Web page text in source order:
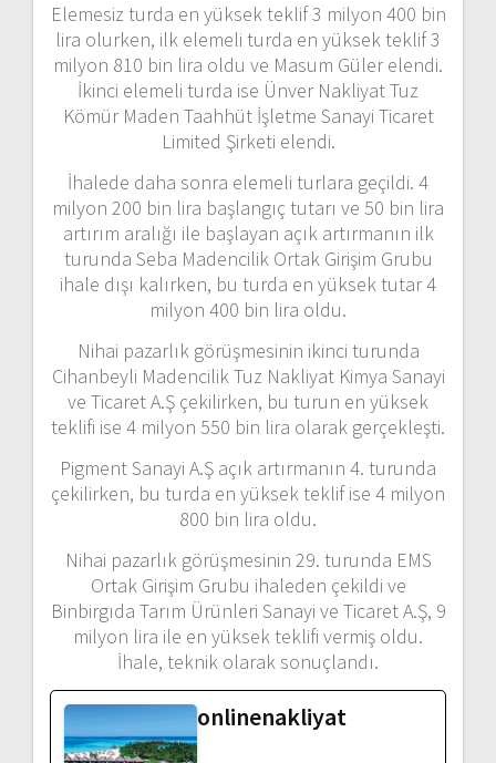
Elemesiz turda en yüksek teklif 3 milyon 400 bin
lira olurken, ilk elemeli turda en yüksek teklif 3
milyon 810 bin lira oldu ve Masum Güler elendi.
İkinci elemeli turda ise Ünver Nakliyat Tuz
Kömür Maden Taahhüt İşletme Sanayi Ticaret
Limited Şirketi elendi.
İhalede daha sonra elemeli turlara geçildi. 4
milyon 200 bin lira başlangıç tutarı ve 50 bin lira
artırım aralığı ile başlayan açık artırmanın ilk
turunda Seba Madencilik Ortak Girişim Grubu
ihale dışı kalırken, bu turda en yüksek tutar 4
milyon 400 bin lira oldu.
Nihai pazarlık görüşmesinin ikinci turunda
Cihanbeyli Madencilik Tuz Nakliyat Kimya Sanayi
ve Ticaret A.Ş çekilirken, bu turun en yüksek
teklifi ise 4 milyon 550 bin lira olarak gerçekleşti.
Pigment Sanayi A.Ş açık artırmanın 4. turunda
çekilirken, bu turda en yüksek teklif ise 4 milyon
800 bin lira oldu.
Nihai pazarlık görüşmesinin 29. turunda EMS
Ortak Girişim Grubu ihaleden çekildi ve
Binbirgıda Tarım Ürünleri Sanayi ve Ticaret A.Ş, 9
milyon lira ile en yüksek teklifi vermiş oldu.
İhale, teknik olarak sonuçlandı.
onlinenakliyat